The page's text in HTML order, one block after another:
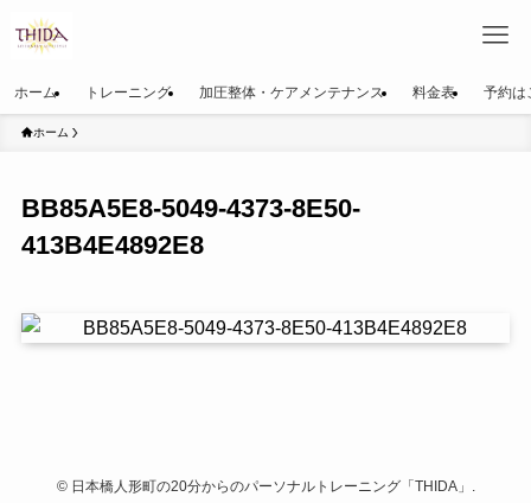
ホーム トレーニング 加圧整体・ケアメンテナンス 料金表 予約は
ホーム
BB85A5E8-5049-4373-8E50-
413B4E4892E8
©日本橋人形町の20分からのパーソナルトレーニング「THIDA」.